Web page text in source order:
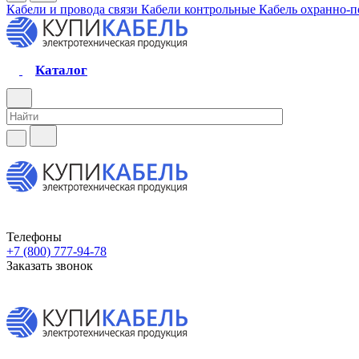
Кабели и провода связи Кабели контрольные Кабель охранно-
Каталог
Телефоны
+7 (800) 777-94-78
Заказать звонок